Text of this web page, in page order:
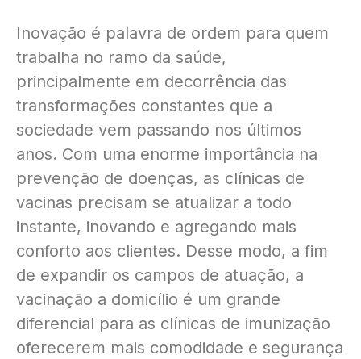
Inovação é palavra de ordem para quem
trabalha no ramo da saúde,
principalmente em decorrência das
transformações constantes que a
sociedade vem passando nos últimos
anos. Com uma enorme importância na
prevenção de doenças, as clínicas de
vacinas precisam se atualizar a todo
instante, inovando e agregando mais
conforto aos clientes. Desse modo, a fim
de expandir os campos de atuação, a
vacinação a domicílio é um grande
diferencial para as clínicas de imunização
oferecerem mais comodidade e segurança